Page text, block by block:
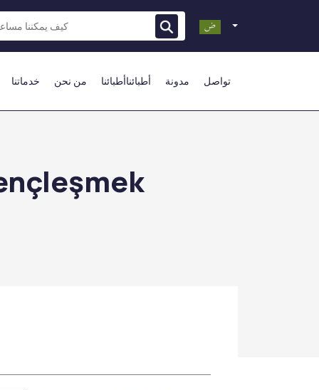
خدماتنا من نحن أطبائناأطبائنا مدونة تواصل